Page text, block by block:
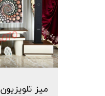
میز تلویزیون